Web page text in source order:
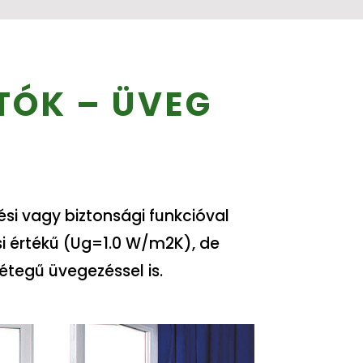
– ÜVEG
vagy biztonsági funkcióval
(Ug=1.0 W/m2K), de
üvegezéssel is.